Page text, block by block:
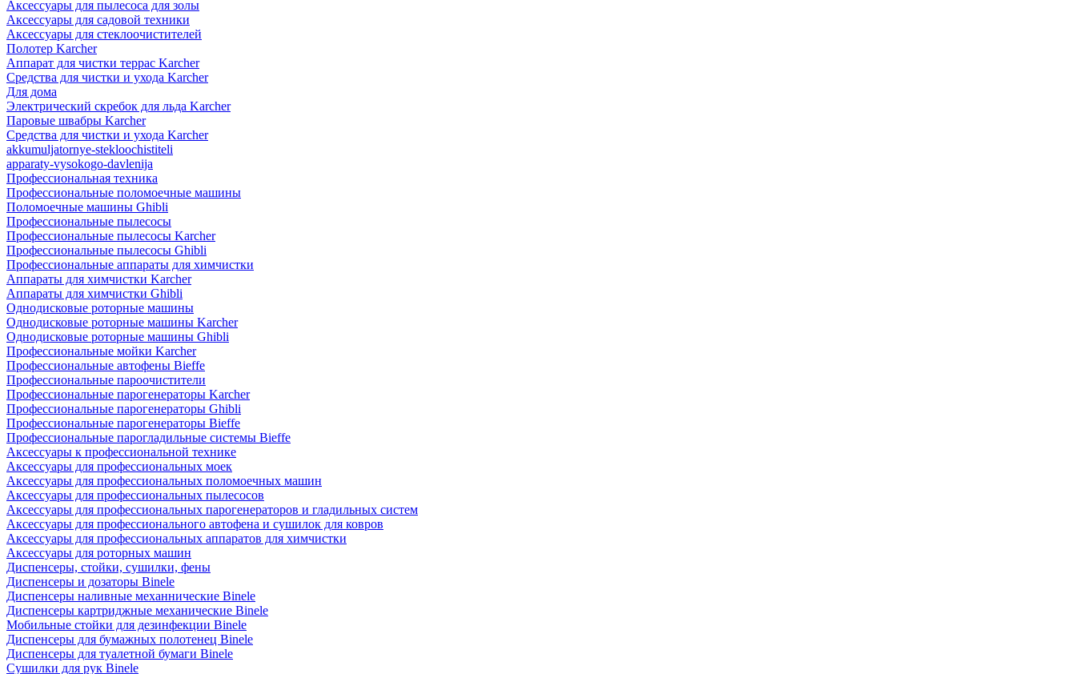
Аксессуары для пылесоса для золы
Аксессуары для садовой техники
Аксессуары для стеклоочистителей
Полотер Karcher
Аппарат для чистки террас Karcher
Средства для чистки и ухода Karcher
Для дома
Электрический скребок для льда Karcher
Паровые швабры Karcher
Средства для чистки и ухода Karcher
akkumuljatornye-stekloochistiteli
apparaty-vysokogo-davlenija
Профессиональная техника
Профессиональные поломоечные машины
Поломоечные машины Ghibli
Профессиональные пылесосы
Профессиональные пылесосы Karcher
Профессиональные пылесосы Ghibli
Профессиональные аппараты для химчистки
Аппараты для химчистки Karcher
Аппараты для химчистки Ghibli
Однодисковые роторные машины
Однодисковые роторные машины Karcher
Однодисковые роторные машины Ghibli
Профессиональные мойки Karcher
Профессиональные автофены Bieffe
Профессиональные пароочистители
Профессиональные парогенераторы Karcher
Профессиональные парогенераторы Ghibli
Профессиональные парогенераторы Bieffe
Профессиональные парогладильные системы Bieffe
Аксессуары к профессиональной технике
Аксессуары для профессиональных моек
Аксессуары для профессиональных поломоечных машин
Аксессуары для профессиональных пылесосов
Аксессуары для профессиональных парогенераторов и гладильных систем
Аксессуары для профессионального автофена и сушилок для ковров
Аксессуары для профессиональных аппаратов для химчистки
Аксессуары для роторных машин
Диспенсеры, стойки, сушилки, фены
Диспенсеры и дозаторы Binele
Диспенсеры наливные механнические Binele
Диспенсеры картриджные механические Binele
Мобильные стойки для дезинфекции Binele
Диспенсеры для бумажных полотенец Binele
Диспенсеры для туалетной бумаги Binele
Сушилки для рук Binele